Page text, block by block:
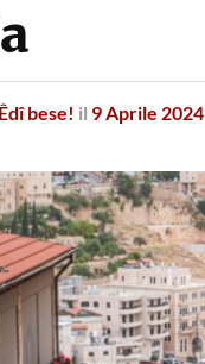
bese! il 9 Aprile 2024